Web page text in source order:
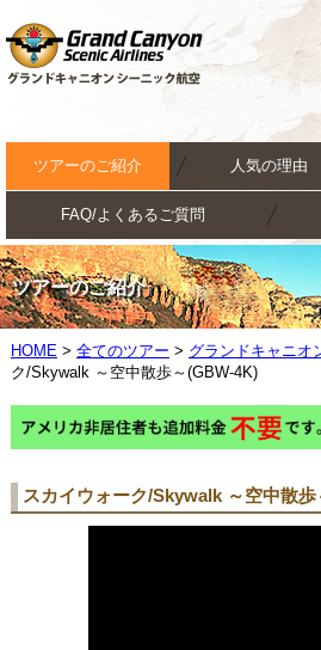
ツアーのご紹介 人気の理由
FAQ/よくあるご質問
ツアーのご紹介
HOME> 全てのツアー > グランドキャニオ
ク/Skywalk ～空中散歩～(GBW-4K)
スカイウォーク/Skywalk ～空中散